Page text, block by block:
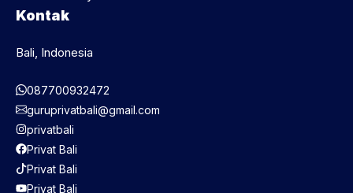
Kontak
Bali, Indonesia
087700932472
guruprivatbali@gmail.com
privatbali
Privat Bali
Privat Bali
Privat Bali